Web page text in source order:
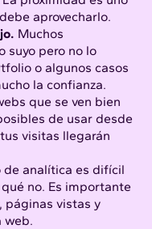
aprovecharlo.
Muchos
suyo pero no lo
o algunos casos
la confianza.
que se ven bien
de usar desde
visitas llegarán
de analítica es difícil
no. Es importante
páginas vistas y
web.